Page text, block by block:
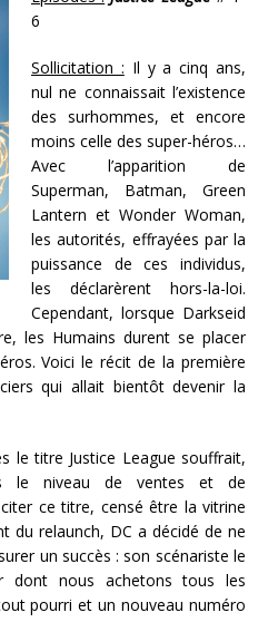
6
Sollicitation : Il y a cinq ans,
nul ne connaissait l’existence
des surhommes, et encore
moins celle des super-héros…
Avec l’apparition de
Superman, Batman, Green
Lantern et Wonder Woman,
les autorités, effrayées par la
puissance de ces individus,
les déclarèrent hors-la-loi.
Cependant, lorsque Darkseid
les Humains durent se placer
Voici le récit de la première
qui allait bientôt devenir la
le titre Justice League souffrait,
le niveau de ventes et de
ce titre, censé être la vitrine
du relaunch, DC a décidé de ne
un succès : son scénariste le
dont nous achetons tous les
pourri et un nouveau numéro